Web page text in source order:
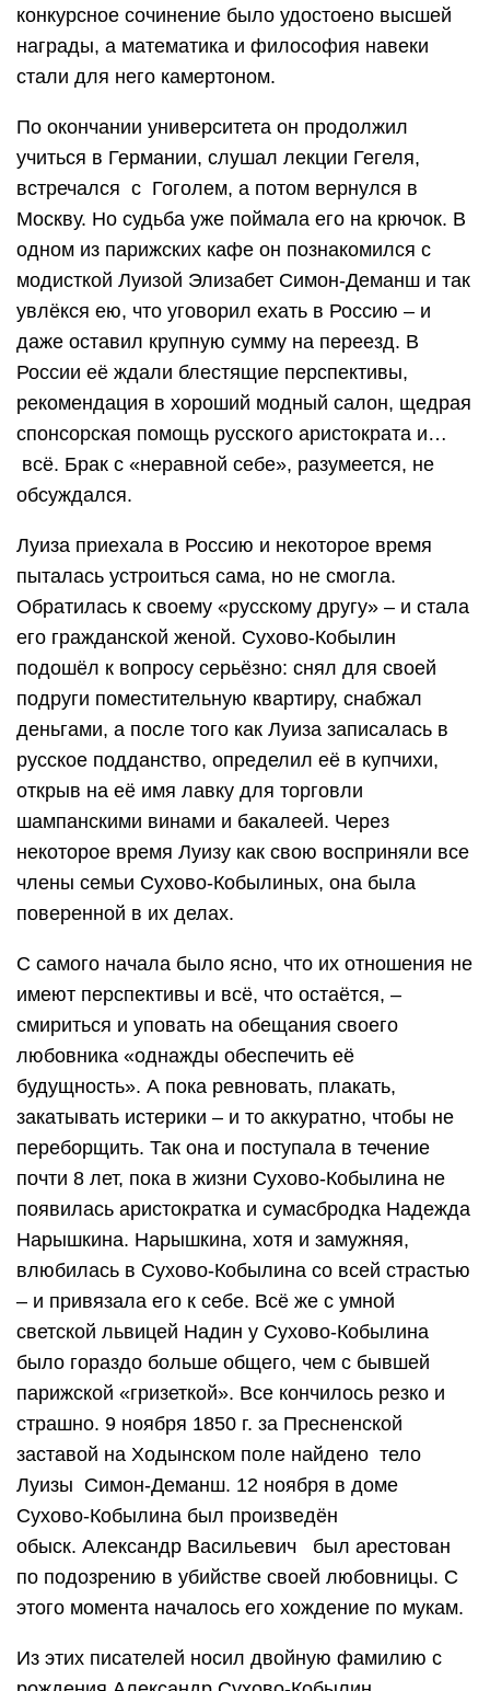
конкурсное сочинение было удостоено высшей
награды, а математика и философия навеки
стали для него камертоном.
По окончании университета он продолжил
учиться в Германии, слушал лекции Гегеля,
встречался с Гоголем, а потом вернулся в
Москву. Но судьба уже поймала его на крючок. В
одном из парижских кафе он познакомился с
модисткой Луизой Элизабет Симон-Деманш и так
увлёкся ею, что уговорил ехать в Россию – и
даже оставил крупную сумму на переезд. В
России её ждали блестящие перспективы,
рекомендация в хороший модный салон, щедрая
спонсорская помощь русского аристократа и…
всё. Брак с «неравной себе», разумеется, не
обсуждался.
Луиза приехала в Россию и некоторое время
пыталась устроиться сама, но не смогла.
Обратилась к своему «русскому другу» – и стала
его гражданской женой. Сухово-Кобылин
подошёл к вопросу серьёзно: снял для своей
подруги поместительную квартиру, снабжал
деньгами, а после того как Луиза записалась в
русское подданство, определил её в купчихи,
открыв на её имя лавку для торговли
шампанскими винами и бакалеей. Через
некоторое время Луизу как свою восприняли все
члены семьи Сухово-Кобылиных, она была
поверенной в их делах.
С самого начала было ясно, что их отношения не
имеют перспективы и всё, что остаётся, –
смириться и уповать на обещания своего
любовника «однажды обеспечить её
будущность». А пока ревновать, плакать,
закатывать истерики – и то аккуратно, чтобы не
переборщить. Так она и поступала в течение
почти 8 лет, пока в жизни Сухово-Кобылина не
появилась аристократка и сумасбродка Надежда
Нарышкина. Нарышкина, хотя и замужняя,
влюбилась в Сухово-Кобылина со всей страстью
– и привязала его к себе. Всё же с умной
светской львицей Надин у Сухово-Кобылина
было гораздо больше общего, чем с бывшей
парижской «гризеткой». Все кончилось резко и
страшно. 9 ноября 1850 г. за Пресненской
заставой на Ходынском поле найдено тело
Луизы Симон-Деманш. 12 ноября в доме
Сухово-Кобылина был произведён
обыск. Александр Васильевич был арестован
по подозрению в убийстве своей любовницы. С
этого момента началось его хождение по мукам.
Из этих писателей носил двойную фамилию с